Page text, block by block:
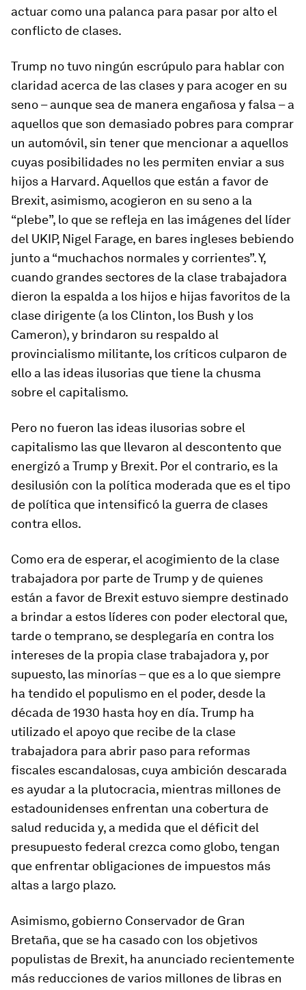
actuar como una palanca para pasar por alto el
conflicto de clases.
Trump no tuvo ningún escrúpulo para hablar con
claridad acerca de las clases y para acoger en su
seno – aunque sea de manera engañosa y falsa – a
aquellos que son demasiado pobres para comprar
un automóvil, sin tener que mencionar a aquellos
cuyas posibilidades no les permiten enviar a sus
hijos a Harvard. Aquellos que están a favor de
Brexit, asimismo, acogieron en su seno a la
“plebe”, lo que se refleja en las imágenes del líder
del UKIP, Nigel Farage, en bares ingleses bebiendo
junto a “muchachos normales y corrientes”. Y,
cuando grandes sectores de la clase trabajadora
dieron la espalda a los hijos e hijas favoritos de la
clase dirigente (a los Clinton, los Bush y los
Cameron), y brindaron su respaldo al
provincialismo militante, los críticos culparon de
ello a las ideas ilusorias que tiene la chusma
sobre el capitalismo.
Pero no fueron las ideas ilusorias sobre el
capitalismo las que llevaron al descontento que
energizó a Trump y Brexit. Por el contrario, es la
desilusión con la política moderada que es el tipo
de política que intensificó la guerra de clases
contra ellos.
Como era de esperar, el acogimiento de la clase
trabajadora por parte de Trump y de quienes
están a favor de Brexit estuvo siempre destinado
a brindar a estos líderes con poder electoral que,
tarde o temprano, se desplegaría en contra los
intereses de la propia clase trabajadora y, por
supuesto, las minorías – que es a lo que siempre
ha tendido el populismo en el poder, desde la
década de 1930 hasta hoy en día. Trump ha
utilizado el apoyo que recibe de la clase
trabajadora para abrir paso para reformas
fiscales escandalosas, cuya ambición descarada
es ayudar a la plutocracia, mientras millones de
estadounidenses enfrentan una cobertura de
salud reducida y, a medida que el déficit del
presupuesto federal crezca como globo, tengan
que enfrentar obligaciones de impuestos más
altas a largo plazo.
Asimismo, gobierno Conservador de Gran
Bretaña, que se ha casado con los objetivos
populistas de Brexit, ha anunciado recientemente
más reducciones de varios millones de libras en